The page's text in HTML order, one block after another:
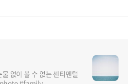
없이 볼 수 없는 센티멘털